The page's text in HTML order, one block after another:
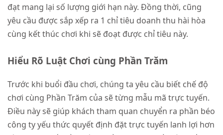
đạt mang lại số lượng giới hạn này. Đồng thời, cũng
yêu cầu được sắp xếp ra 1 chỉ tiêu doanh thu hài hòa
cùng kết thúc chơi khi sẽ đoạt được chỉ tiêu này.
Hiểu Rõ Luật Chơi cùng Phần Trăm
Trước khi buổi đầu chơi, chúng ta yêu cầu biết chế độ
chơi cùng Phần Trăm của sẽ từng mẫu mã trực tuyến.
Điều này sẽ giúp khách tham quan chuyển ra phần béo
công ty yếu thức quyết định đặt trực tuyến lanh lợi hơn